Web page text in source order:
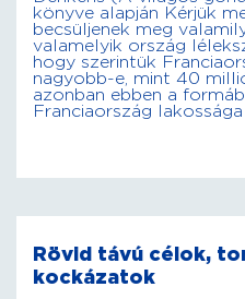
könyve alapján Kérjük
becsüljenek meg
valamelyik ország
hogy szerintük
nagyobb-e, mint 40
azonban ebben a
Franciaország lakossága
Rövid távú célok,
kockázatok